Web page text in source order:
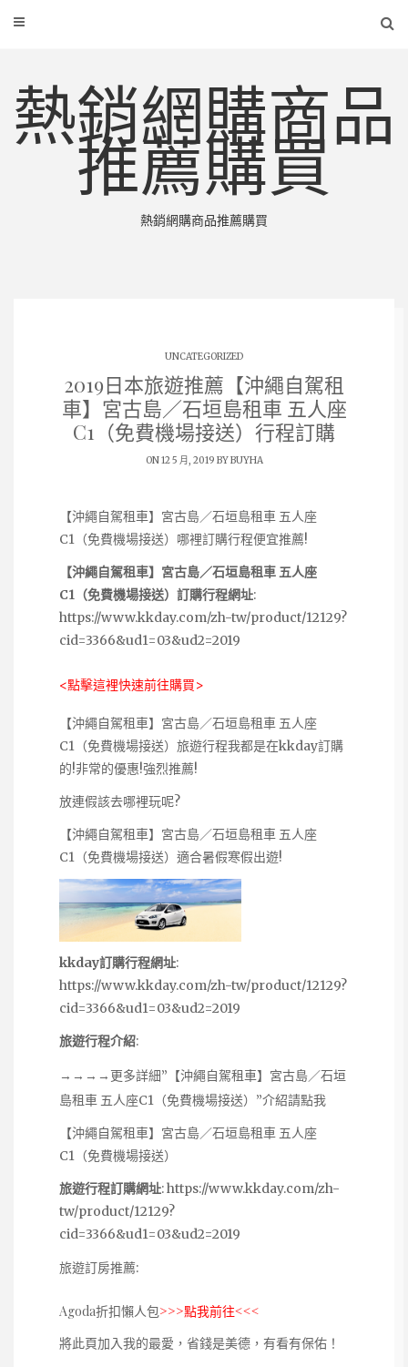
熱銷網購商品
推薦購買
熱銷網購商品推薦購買
UNCATEGORIZED
2019日本旅遊推薦【沖繩自駕租
車】宮古島／石垣島租車 五人座
C1（免費機場接送）行程訂購
ON 12 5 月, 2019 BYBUYHA
【沖繩自駕租車】宮古島／石垣島租車 五人座
C1（免費機場接送）哪裡訂購行程便宜推薦!
【沖繩自駕租車】宮古島／石垣島租車 五人座
C1（免費機場接送）訂購行程網址:
https://www.kkday.com/zh-tw/product/12129?
cid=3366&ud1=03&ud2=2019
<點擊這裡快速前往購買>
【沖繩自駕租車】宮古島／石垣島租車 五人座
C1（免費機場接送）旅遊行程我都是在kkday訂購
的!非常的優惠!強烈推薦!
放連假該去哪裡玩呢?
【沖繩自駕租車】宮古島／石垣島租車 五人座
C1（免費機場接送）適合暑假寒假出遊!
kkday訂購行程網址:
https://www.kkday.com/zh-tw/product/12129?
cid=3366&ud1=03&ud2=2019
旅遊行程介紹:
→→→→更多詳細”【沖繩自駕租車】宮古島／石垣
島租車 五人座C1（免費機場接送）”介紹請點我
【沖繩自駕租車】宮古島／石垣島租車 五人座
C1（免費機場接送）
旅遊行程訂購網址:https://www.kkday.com/zh-
tw/product/12129?
cid=3366&ud1=03&ud2=2019
旅遊訂房推薦:
Agoda折扣懶人包>>>點我前往<<<
將此頁加入我的最愛，省錢是美德，有看有保佑！